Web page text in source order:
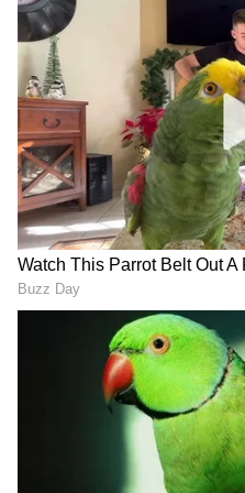
RECOMMENDED STORIES
ಬಟ್ಟೆ ಕಂಡರೆ ನಿಮಗೇನು?
ಹಾಜರಾದ ಜನಪ್ರತಿನಿಧಿ ಪ್ರಶ್ನೆಗೆ
ಎಲ್ಲರೂ ದಂಗು